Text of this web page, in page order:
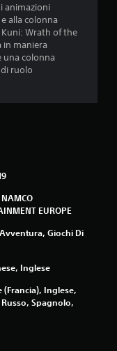
animazioni
alla colonna
Wrath of the
in maniera
una colonna
ruolo
EUROPE
Giochi Di
Inglese
(Francia), Inglese,
Spagnolo,